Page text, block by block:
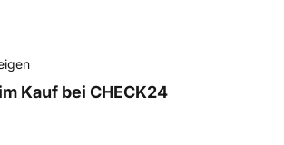
Kauf bei CHECK24